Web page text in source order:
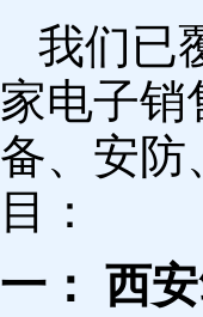
我们已
家电子销
备、安防
目：
一： 西